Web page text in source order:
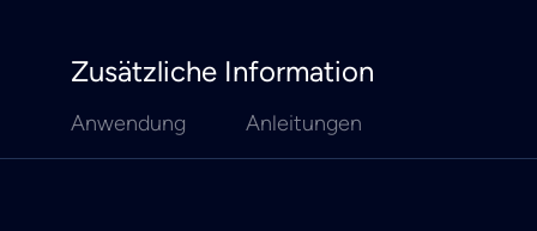
Zusätzliche Information
Anwendung Anleitungen